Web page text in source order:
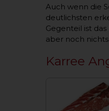
Auch wenn die
deutlichsten
Gegenteil ist
aber noch
Karree